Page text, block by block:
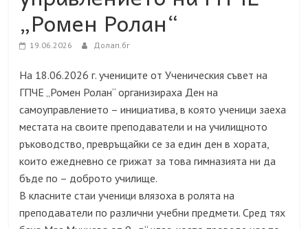
„Ромен Ролан“
19.06.2026 Долап.бг
На 18.06.2026 г. учениците от Ученическия съвет на
ГПЧЕ „Ромен Ролан“ организираха Ден на
самоуправлението – инициатива, в която ученици заеха
местата на своите преподаватели и на училищното
ръководство, превръщайки се за един ден в хората,
които ежедневно се грижат за това гимназията ни да
бъде по – доброто училище.
В класните стаи ученици влязоха в ролята на
преподаватели по различни учебни предмети. Сред тях